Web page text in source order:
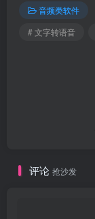
音频类软件
# 文字转语音
评论 抢沙发